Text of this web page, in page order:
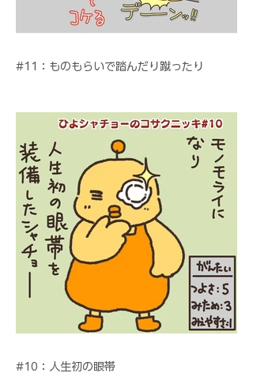
#11：ものもらいで踏んだり蹴ったり
#10：人生初の眼帯